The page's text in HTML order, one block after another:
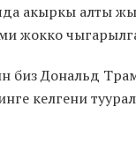
акыркы алты
жокко
биз Дональд
келгени